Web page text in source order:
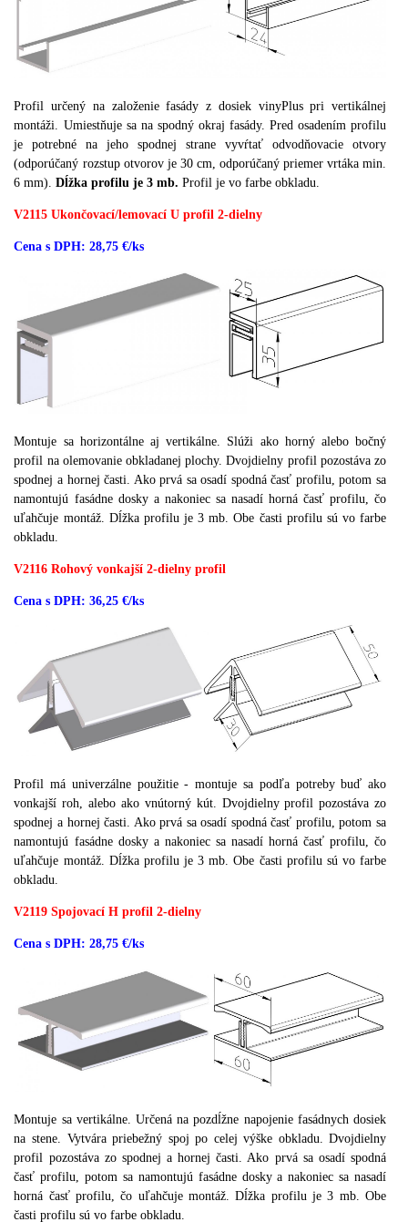
Profil určený na založenie fasády z dosiek vinyPlus pri vertikálnej
montáži. Umiestňuje sa na spodný okraj fasády. Pred osadením profilu
je potrebné na jeho spodnej strane vyvŕtať odvodňovacie otvory
(odporúčaný rozstup otvorov je 30 cm, odporúčaný priemer vrtáka min.
6 mm).Dĺžka profilu je 3 mb. Profil je vo farbe obkladu.
V2115 Ukončovací/lemovací U profil 2-dielny
Cena s DPH: 28,75 €/ks
Montuje sa horizontálne aj vertikálne.
Slúži ako horný alebo bočný
profil na olemovanie obkladanej plochy. Dvojdielny profil pozostáva zo
spodnej a hornej časti.
Ako prvá sa osadí spodná časť profilu, potom sa
namontujú fasádne dosky a nakoniec sa nasadí horná časť profilu, čo
uľahčuje montáž. Dĺžka profilu je 3 mb.
Obe časti profilu sú vo farbe
obkladu.
V2116 Rohový vonkajší 2-dielny profil
Cena s DPH: 36,25 €/ks
Profil má univerzálne použitie - montuje sa podľa potreby buď ako
vonkajší roh, alebo ako vnútorný kút. Dvojdielny profil pozostáva zo
spodnej a hornej časti. Ako prvá sa osadí spodná časť profilu, potom sa
namontujú fasádne dosky a nakoniec sa nasadí horná časť profilu, čo
uľahčuje montáž. Dĺžka profilu je 3 mb. Obe časti profilu sú vo farbe
obkladu.
V2119 Spojovací H profil 2-dielny
Cena s DPH: 28,75 €/ks
Montuje sa vertikálne.
Určená na pozdĺžne napojenie fasádnych dosiek
na stene.
Vytvára priebežný spoj po celej výške obkladu.
Dvojdielny
profil pozostáva zo spodnej a hornej časti.
Ako prvá sa osadí spodná
časť profilu, potom sa namontujú fasádne dosky a nakoniec sa nasadí
horná časť profilu, čo uľahčuje montáž.
Dĺžka profilu je 3 mb.
Obe
časti profilu sú vo farbe obkladu.